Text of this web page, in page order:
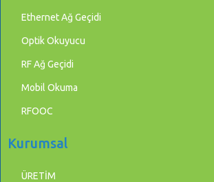
Ethernet Ağ Geçidi
Optik Okuyucu
RF Ağ Geçidi
Mobil Okuma
RFOOC
Kurumsal
ÜRETİM